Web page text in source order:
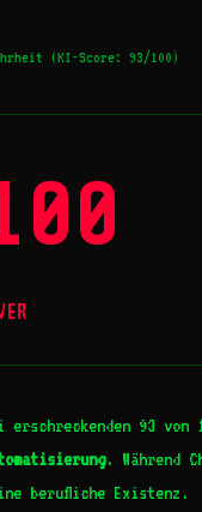
(KI-Score: 93/100)
93 von
. Während
berufliche Existenz.